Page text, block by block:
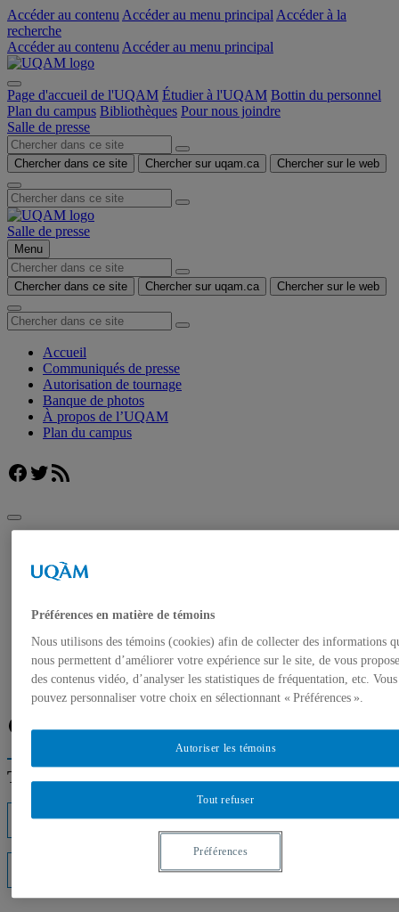
Accéder au contenu Accéder au menu principal Accéder à la
recherche
Accéder au contenu Accéder au menu principal
Page d'accueil de l'UQAM Étudier à l'UQAM Bottin du personnel
Plan du campus Bibliothèques Pour nous joindre
Salle de presse
Chercher dans ce site Chercher sur uqam.ca Chercher sur le web
Salle de presse
Menu
Chercher dans ce site Chercher sur uqam.ca Chercher sur le web
Accueil
Communiqués de presse
Autorisation de tournage
Banque de photos
À propos de l’UQAM
Plan du campus
Facebook
Twitter
Flux RSS
Salle de presse
Experts de l’UQAM : la politique fédérale
Communiqués de presse
Autorisation de tournage
Banque de photos
À propos de l’UQAM
Plan du campus
Facebook
Twitter
Flux RSS
Trouver un expert
Listes d'experts
Interventions médiatiques
Préférences en matière de témoins
Nous utilisons des témoins (cookies) afin de collecter des informations
nous permettent d’améliorer votre expérience sur le site, de vous
des contenus vidéo, d’analyser les statistiques de fréquentation, etc. Vous
pouvez personnaliser votre choix en sélectionnant « Préférences ».
Tout refuser
Autoriser les témoins
Préférences